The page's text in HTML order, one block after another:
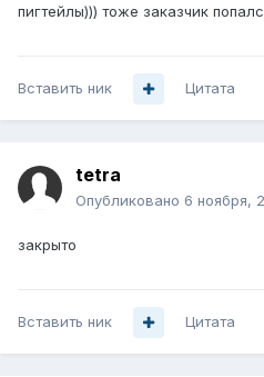
пигтейлы))) тоже заказчик
Вставить ник Цитата
tetra
Опубликовано 6 ноября,
закрыто
Вставить ник Цитата